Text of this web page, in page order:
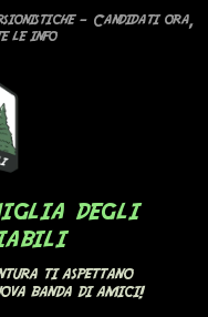
– Candidati ora,
le info
degli
ti aspettano
banda di amici!